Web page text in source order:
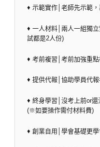
♦ 示範實作│老師先示範
♦ 一人材料│兩人一組獨
試都是2人份)
♦ 考前複習│考前加強重
♦ 提供代報│協助學員代
♦ 終身學習│沒考上前or
(※如要操作需付材料費)
♦ 創業自用│學會基礎更